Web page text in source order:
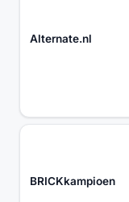
Alternate.nl
BRICKkampioen